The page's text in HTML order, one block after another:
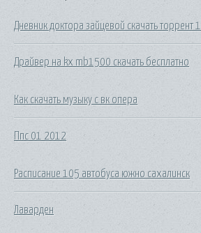
Дневник доктора зайцевой скачать торрент
Драйвер на kx mb1500 скачать бесплатно
Как скачать музыку с вк опера
Ппс 01 2012
Расписание 105 автобуса южно сахалинск
Лаварден